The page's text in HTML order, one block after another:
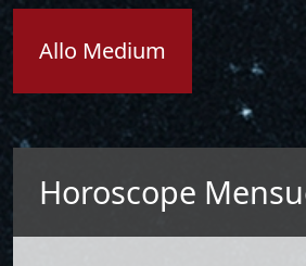
Allo Medium
Horoscope